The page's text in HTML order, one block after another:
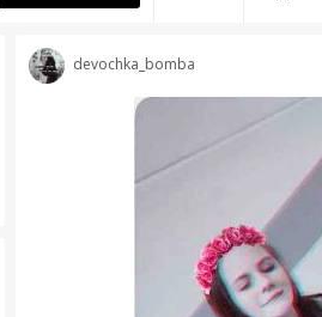
devochka_bomba